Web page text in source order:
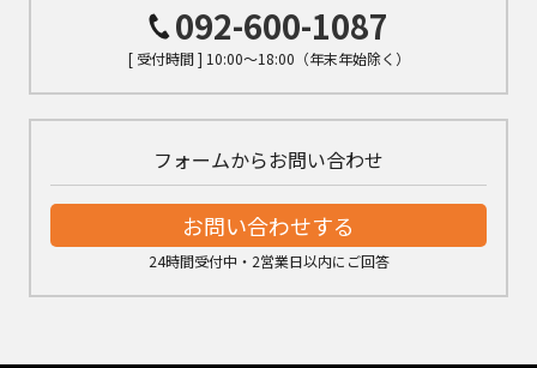
092-600-1087
[ 受付時間 ] 10:00～18:00（年末年始除く）
フォームからお問い合わせ
お問い合わせする
24時間受付中・2営業日以内にご回答